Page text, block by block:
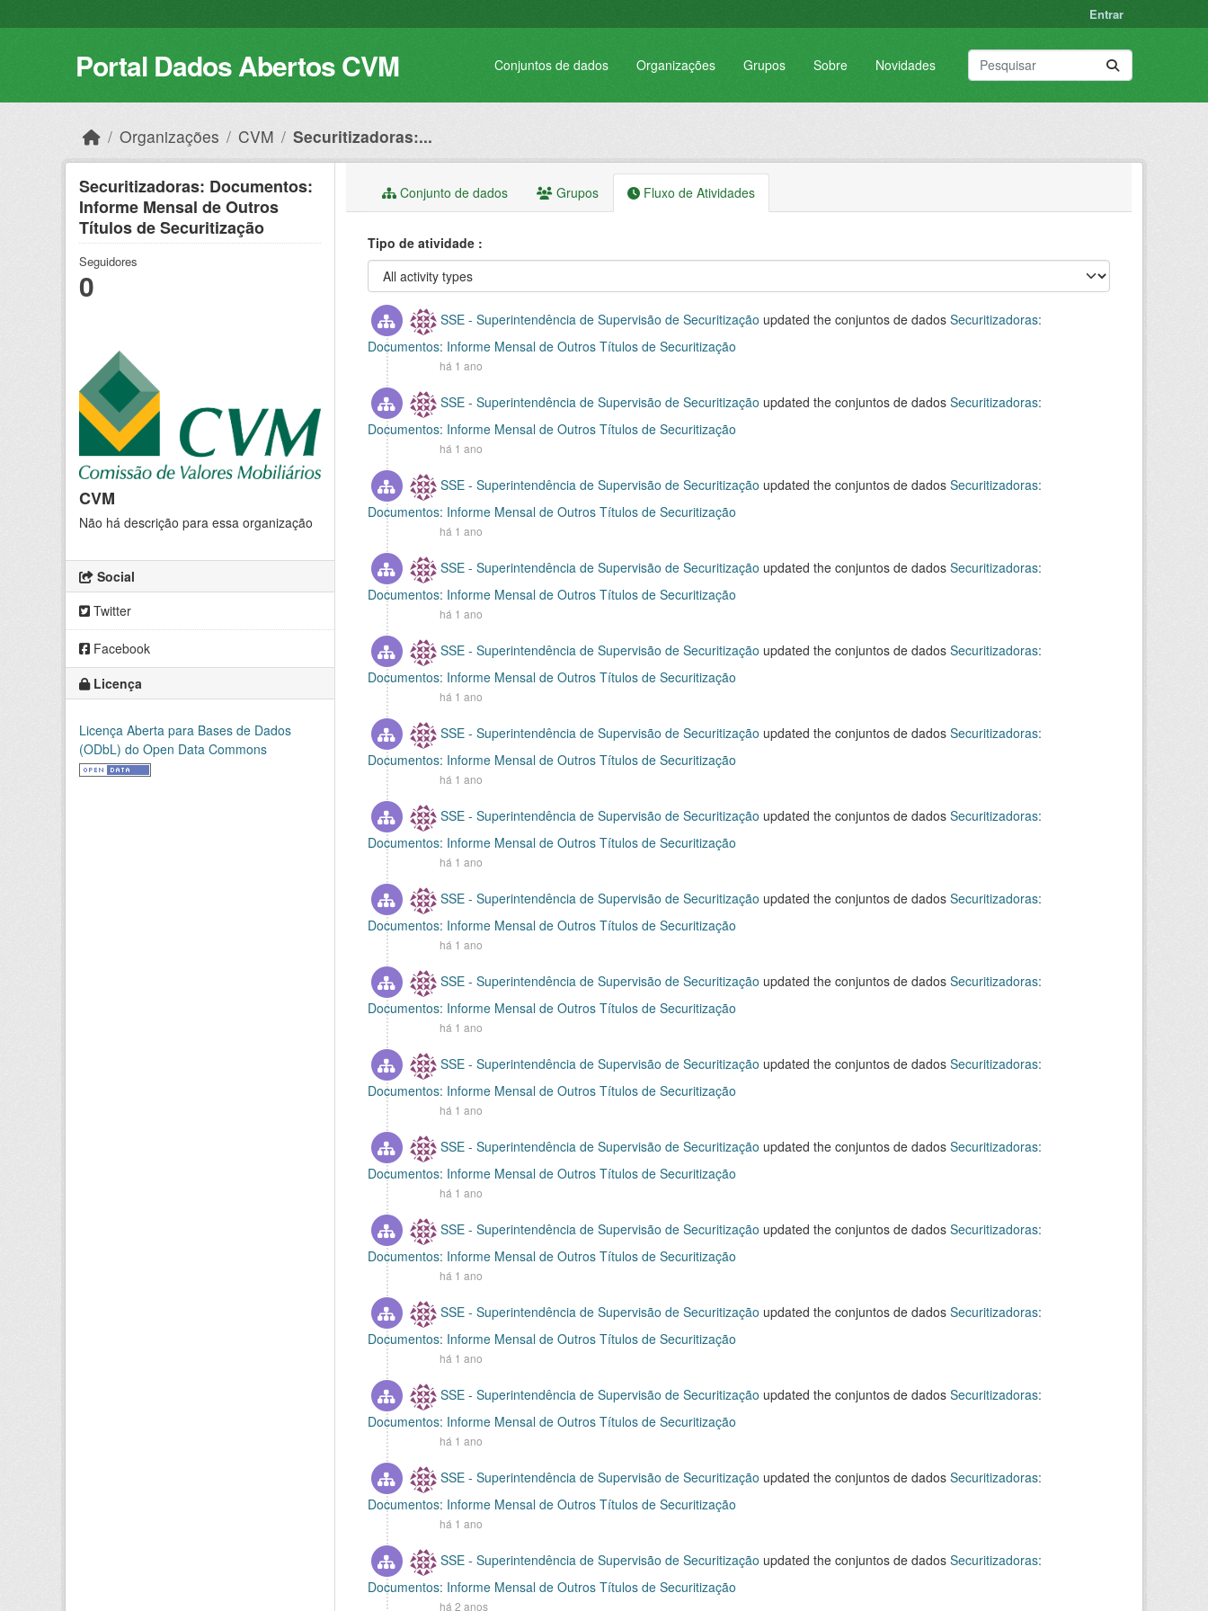
Entrar
Portal Dados Abertos CVM Conjuntos de dados Organizações Grupos Sobre Novidades
Organizações CVM Securitizadoras:...
Securitizadoras: Documentos:
Informe Mensal de Outros
Títulos de Securitização
Seguidores
0
CVM
Não há descrição para essa organização
Social
Twitter
Facebook
Licença
Licença Aberta para Bases de Dados
(ODbL) do Open Data Commons
Conjunto de dados Grupos Fluxo de Atividades
Tipo de atividade
SSE - Superintendência de Supervisão de Securitização updated the conjuntos de dadosSecuritizadoras:
Documentos: Informe Mensal de Outros Títulos de Securitização
há 1 ano
SSE - Superintendência de Supervisão de Securitização updated the conjuntos de dadosSecuritizadoras:
Documentos: Informe Mensal de Outros Títulos de Securitização
há 1 ano
SSE - Superintendência de Supervisão de Securitização updated the conjuntos de dadosSecuritizadoras:
Documentos: Informe Mensal de Outros Títulos de Securitização
há 1 ano
SSE - Superintendência de Supervisão de Securitização updated the conjuntos de dadosSecuritizadoras:
Documentos: Informe Mensal de Outros Títulos de Securitização
há 1 ano
SSE - Superintendência de Supervisão de Securitização updated the conjuntos de dadosSecuritizadoras:
Documentos: Informe Mensal de Outros Títulos de Securitização
há 1 ano
SSE - Superintendência de Supervisão de Securitização updated the conjuntos de dadosSecuritizadoras:
Documentos: Informe Mensal de Outros Títulos de Securitização
há 1 ano
SSE - Superintendência de Supervisão de Securitização updated the conjuntos de dadosSecuritizadoras:
Documentos: Informe Mensal de Outros Títulos de Securitização
há 1 ano
SSE - Superintendência de Supervisão de Securitização updated the conjuntos de dadosSecuritizadoras:
Documentos: Informe Mensal de Outros Títulos de Securitização
há 1 ano
SSE - Superintendência de Supervisão de Securitização updated the conjuntos de dadosSecuritizadoras:
Documentos: Informe Mensal de Outros Títulos de Securitização
há 1 ano
SSE - Superintendência de Supervisão de Securitização updated the conjuntos de dadosSecuritizadoras:
Documentos: Informe Mensal de Outros Títulos de Securitização
há 1 ano
SSE - Superintendência de Supervisão de Securitização updated the conjuntos de dadosSecuritizadoras:
Documentos: Informe Mensal de Outros Títulos de Securitização
há 1 ano
SSE - Superintendência de Supervisão de Securitização updated the conjuntos de dadosSecuritizadoras:
Documentos: Informe Mensal de Outros Títulos de Securitização
há 1 ano
SSE - Superintendência de Supervisão de Securitização updated the conjuntos de dadosSecuritizadoras:
Documentos: Informe Mensal de Outros Títulos de Securitização
há 1 ano
SSE - Superintendência de Supervisão de Securitização updated the conjuntos de dadosSecuritizadoras:
Documentos: Informe Mensal de Outros Títulos de Securitização
há 1 ano
SSE - Superintendência de Supervisão de Securitização updated the conjuntos de dadosSecuritizadoras:
Documentos: Informe Mensal de Outros Títulos de Securitização
há 1 ano
SSE - Superintendência de Supervisão de Securitização updated the conjuntos de dadosSecuritizadoras:
Documentos: Informe Mensal de Outros Títulos de Securitização
há 2 anos